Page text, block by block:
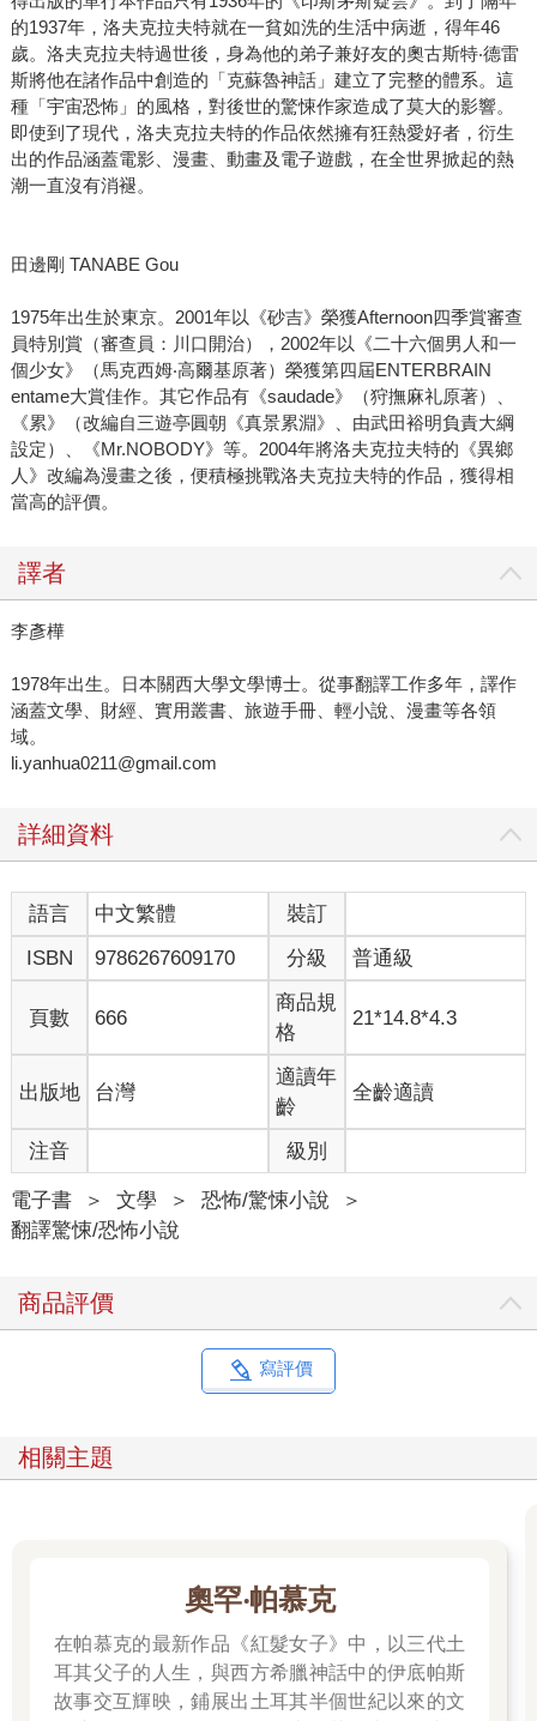
的1937年，洛夫克拉夫特就在一貧如洗的生活中病逝，得年46
歲。洛夫克拉夫特過世後，身為他的弟子兼好友的奧古斯特‧德雷
斯將他在諸作品中創造的「克蘇魯神話」建立了完整的體系。這
種「宇宙恐怖」的風格，對後世的驚悚作家造成了莫大的影響。
即使到了現代，洛夫克拉夫特的作品依然擁有狂熱愛好者，衍生
出的作品涵蓋電影、漫畫、動畫及電子遊戲，在全世界掀起的熱
潮一直沒有消褪。
田邊剛 TANABE Gou
1975年出生於東京。2001年以《砂吉》榮獲Afternoon四季賞審查
員特別賞（審查員：川口開治），2002年以《二十六個男人和一
個少女》（馬克西姆‧高爾基原著）榮獲第四屆ENTERBRAIN
entame大賞佳作。其它作品有《saudade》（狩撫麻礼原著）、
《累》（改編自三遊亭圓朝《真景累淵》、由武田裕明負責大綱
設定）、《Mr.NOBODY》等。2004年將洛夫克拉夫特的《異鄉
人》改編為漫畫之後，便積極挑戰洛夫克拉夫特的作品，獲得相
當高的評價。
譯者
李彥樺
1978年出生。日本關西大學文學博士。從事翻譯工作多年，譯作
涵蓋文學、財經、實用叢書、旅遊手冊、輕小說、漫畫等各領
域。
li.yanhua0211@gmail.com
詳細資料
語言 中文繁體
裝訂
ISBN
9786267609170 分級 普通級
頁數 666
商品規
格
21*14.8*4.3
出版地 台灣
適讀年
齡
全齡適讀
注音 級別
電子書 ＞ 文學 ＞ 恐怖/驚悚小說
＞
翻譯驚悚/恐怖小說
商品評價
寫評價
相關主題
奧罕‧帕慕克
在帕慕克的最新作品《紅髮女子》中，以三代土
耳其父子的人生，與西方希臘神話中的伊底帕斯
故事交互輝映，鋪展出土耳其半個世紀以來的文